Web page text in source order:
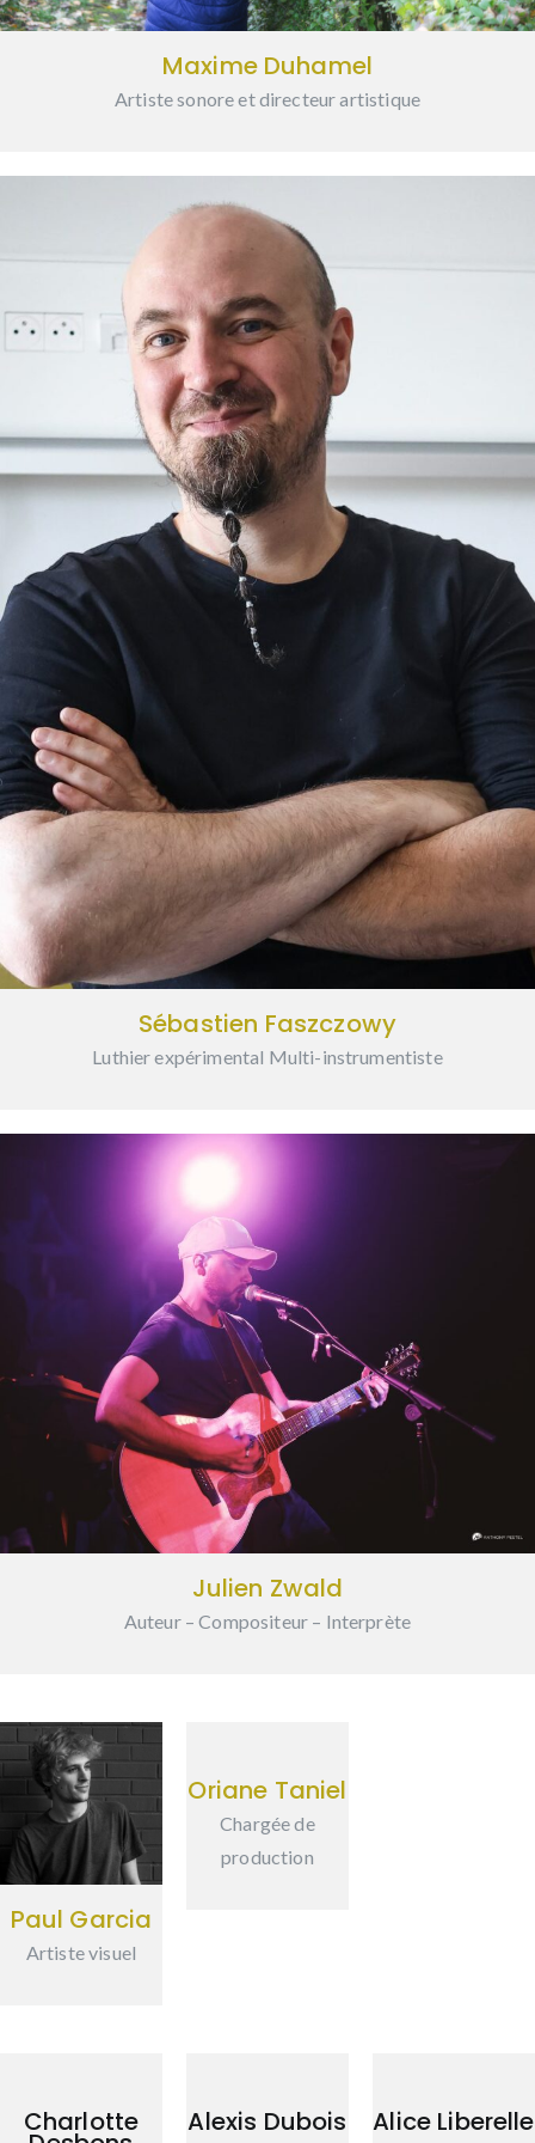
Maxime Duhamel
Artiste sonore et directeur artistique
Sébastien Faszczowy
Luthier expérimental Multi-instrumentiste
Julien Zwald
Auteur – Compositeur – Interprète
Paul Garcia
Artiste visuel
Oriane Taniel
Chargée de
production
Charlotte Alexis Dubois Alice Liberelle